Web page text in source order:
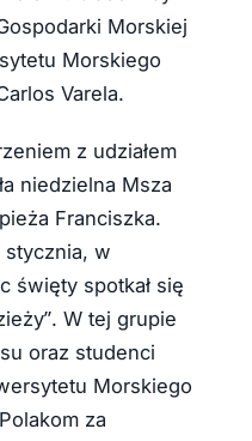
Morskiej
Morskiego
Varela.
z udziałem
niedzielna Msza
Franciszka.
w
święty spotkał się
W tej grupie
oraz studenci
Morskiego
za